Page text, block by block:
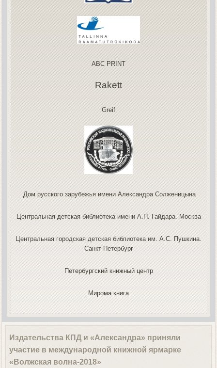
ABC PRINT
Rakett
Greif
Дом русского зарубежья имени Александра Солженицына
Центральная детская библиотека имени А.П. Гайдара. Москва
Центральная городская детская библиотека им. А.С. Пушкина.
Санкт-Петербург
Петербургский книжный центр
Мирома книга
Издательства КПД и «Александра» приняли
участие в международной книжной ярмарке
«Волжская волна-2018»